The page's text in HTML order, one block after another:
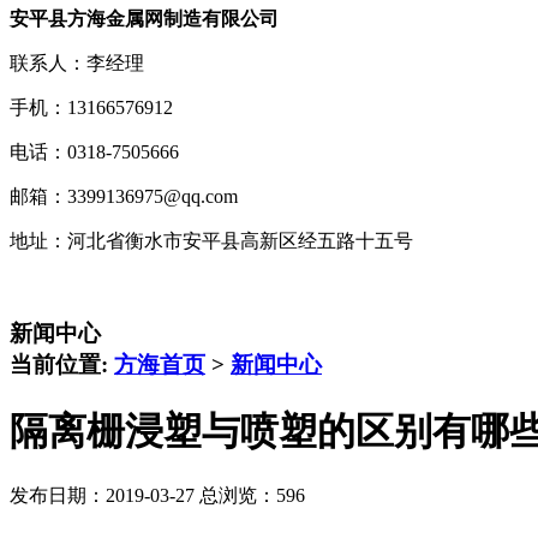
安平县方海金属网制造有限公司
联系人：李经理
手机：13166576912
电话：0318-7505666
邮箱：3399136975@qq.com
地址：河北省衡水市安平县高新区经五路十五号
新闻中心
当前位置: 方海首页 > 新闻中心
隔离栅浸塑与喷塑的区别有哪
发布日期：2019-03-27 总浏览： 596